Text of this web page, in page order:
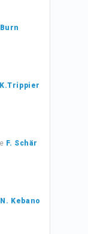
Burn
K.Trippier
F. Schär
N. Kebano